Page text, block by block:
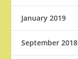
January 2019
September 2018